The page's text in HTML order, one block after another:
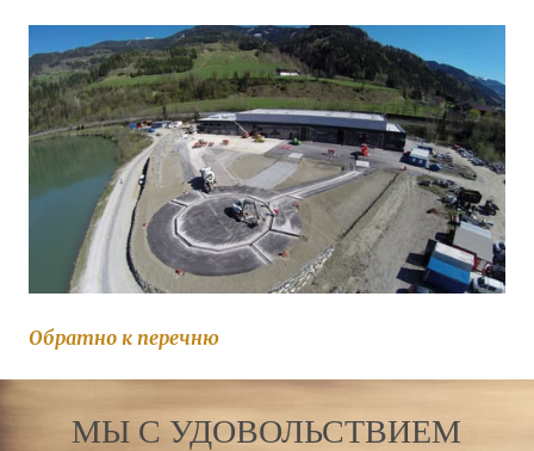
Обратно к перечню
МЫ С УДОВОЛЬСТВИЕМ